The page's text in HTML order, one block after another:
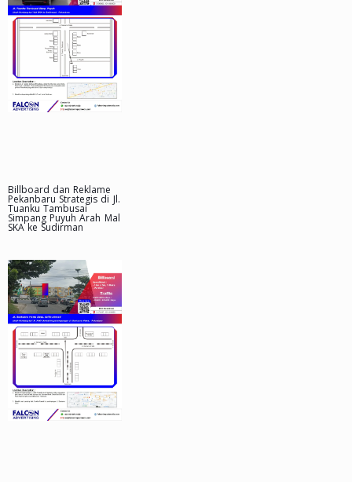
Billboard dan Reklame
Pekanbaru Strategis di Jl.
Tuanku Tambusai
Simpang Puyuh Arah Mal
SKA ke Sudirman